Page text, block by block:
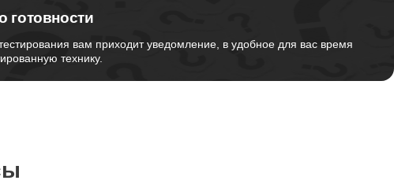
готовности
вам приходит уведомление, в удобное для вас время
технику.